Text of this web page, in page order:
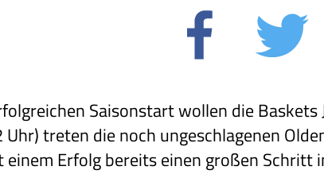
Saisonstart wollen die
Uhr) treten die noch ungeschlagenen
Erfolg bereits einen großen Schritt